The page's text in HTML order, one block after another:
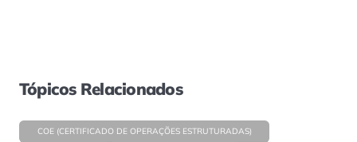
Tópicos Relacionados
COE (CERTIFICADO DE OPERAÇÕES ESTRUTURADAS)